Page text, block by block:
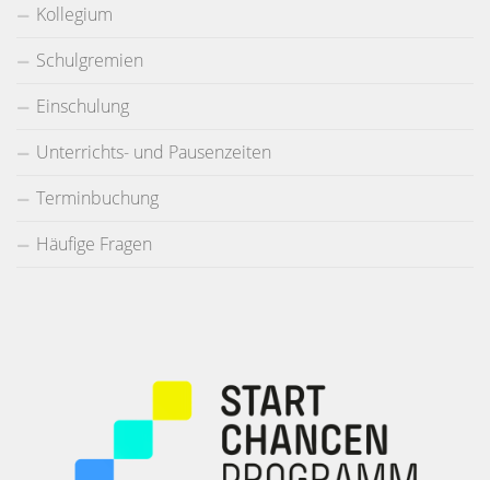
Kollegium
Schulgremien
Einschulung
Unterrichts- und Pausenzeiten
Terminbuchung
Häufige Fragen